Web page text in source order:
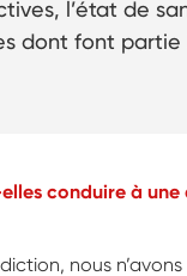
l’état de
dont font partie
conduire à
nous